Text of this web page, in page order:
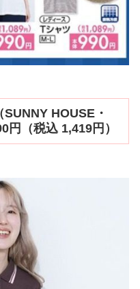
HOUSE・
（税込 1,419円）